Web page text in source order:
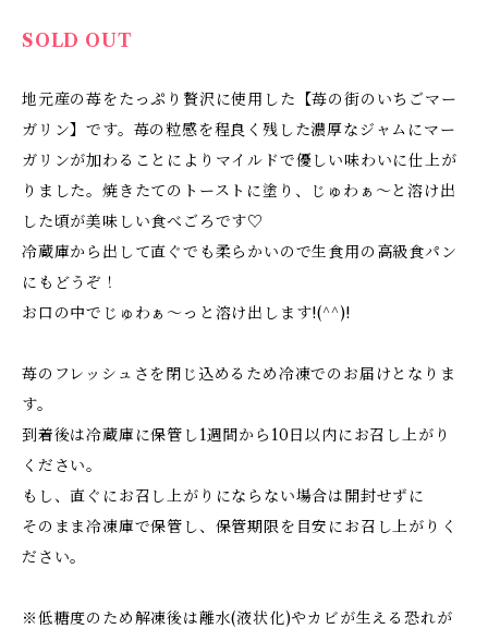
SOLD OUT
地元産の苺をたっぷり贅沢に使用した【苺の街のいちごマー
ガリン】です。苺の粒感を程良く残した濃厚なジャムにマー
ガリンが加わることによりマイルドで優しい味わいに仕上が
りました。焼きたてのトーストに塗り、じゅわぁ～と溶け出
した頃が美味しい食べごろです♡
冷蔵庫から出して直ぐでも柔らかいので生食用の高級食パン
にもどうぞ！
お口の中でじゅわぁ～っと溶け出します!(^^)!
苺のフレッシュさを閉じ込めるため冷凍でのお届けとなりま
す。
到着後は冷蔵庫に保管し1週間から10日以内にお召し上がり
ください。
もし、直ぐにお召し上がりにならない場合は開封せずに
そのまま冷凍庫で保管し、保管期限を目安にお召し上がりく
ださい。
※低糖度のため解凍後は離水(液状化)やカビが生える恐れが